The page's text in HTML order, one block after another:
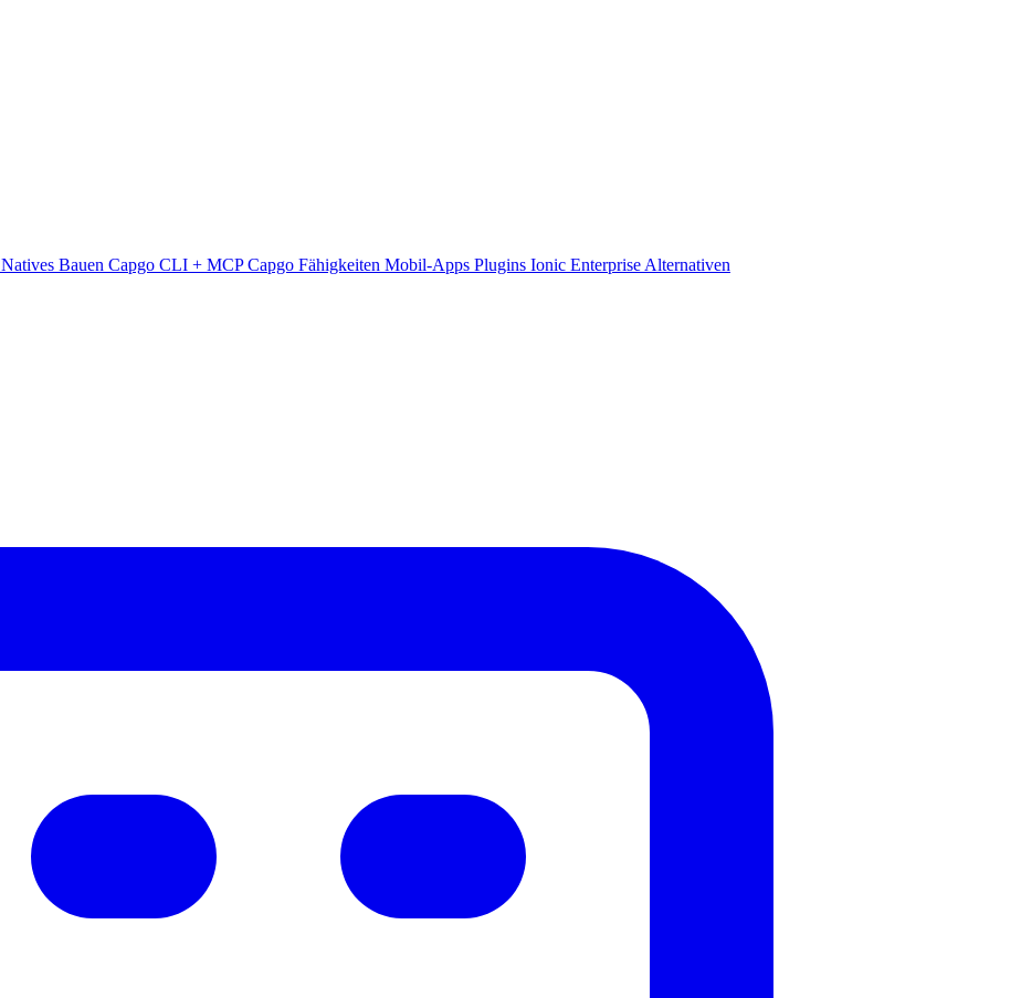
Natives Bauen Capgo CLI + MCPCapgo Fähigkeiten Mobil-Apps Plugins Ionic Enterprise Alternativen